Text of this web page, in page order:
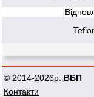
© 2014-2026р. ВБП
Контакти